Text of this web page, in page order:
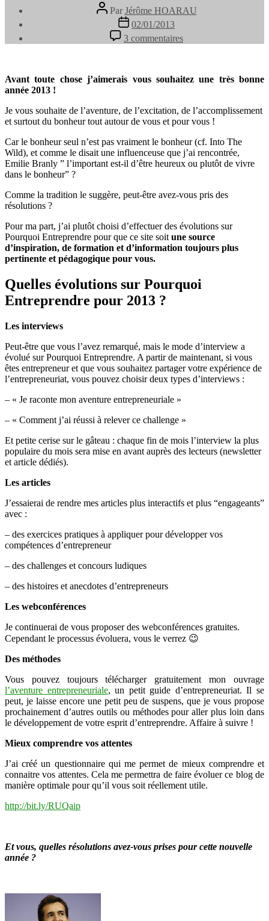
Auteur
de
l’article
Par Jérôme HOARAU
Date
de
l’article
02/01/2013
3 commentaires
Nouvelle
avec
ce
pas
Avant toute chose j’aimerais vous souhaitez une très bonne
année 2013 !
Je vous souhaite de l’aventure, de l’excitation, de l’accomplissement
et surtout du bonheur tout autour de vous et pour vous !
Car le bonheur seul n’est pas vraiment le bonheur (cf. Into The
Wild), et comme le disait une influenceuse que j’ai rencontrée,
Emilie Branly ” l’important est-il d’être heureux ou plutôt de vivre
dans le bonheur” ?
Comme la tradition le suggère, peut-être avez-vous pris des
résolutions ?
Pour ma part, j’ai plutôt choisi d’effectuer des évolutions sur
Pourquoi Entreprendre pour que ce site soit une source
d’inspiration, de formation et d’information toujours plus
pertinente et pédagogique pour vous.
Quelles évolutions sur Pourquoi
Entreprendre pour 2013 ?
Les interviews
Peut-être que vous l’avez remarqué, mais le mode d’interview a
évolué sur Pourquoi Entreprendre. A partir de maintenant, si vous
êtes entrepreneur et que vous souhaitez partager votre expérience de
l’entrepreneuriat, vous pouvez choisir deux types d’interviews :
– « Je raconte mon aventure entrepreneuriale »
– « Comment j’ai réussi à relever ce challenge »
Et petite cerise sur le gâteau : chaque fin de mois l’interview la plus
populaire du mois sera mise en avant auprès des lecteurs (newsletter
et article dédiés).
Les articles
J’essaierai de rendre mes articles plus interactifs et plus “engageants”
avec :
– des exercices pratiques à appliquer pour développer vos
compétences d’entrepreneur
– des challenges et concours ludiques
– des histoires et anecdotes d’entrepreneurs
Les webconférences
Je continuerai de vous proposer des webconférences gratuites.
Cependant le processus évoluera, vous le verrez 😉
Des méthodes
Vous pouvez toujours télécharger gratuitement mon ouvrage
l’aventure entrepreneuriale, un petit guide d’entrepreneuriat. Il se
peut, je laisse encore une petit peu de suspens, que je vous propose
prochainement d’autres outils ou méthodes pour aller plus loin dans
le développement de votre esprit d’entreprendre. Affaire à suivre !
Mieux comprendre vos attentes
J’ai créé un questionnaire qui me permet de mieux comprendre et
connaitre vos attentes. Cela me permettra de faire évoluer ce blog de
manière optimale pour qu’il vous soit réellement utile.
http://bit.ly/RUQaip
Et vous, quelles résolutions avez-vous prises pour cette nouvelle
année ?